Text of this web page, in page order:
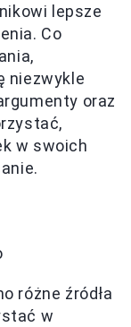
lepsze
Co
niezwykle
oraz
w swoich
różne źródła
w